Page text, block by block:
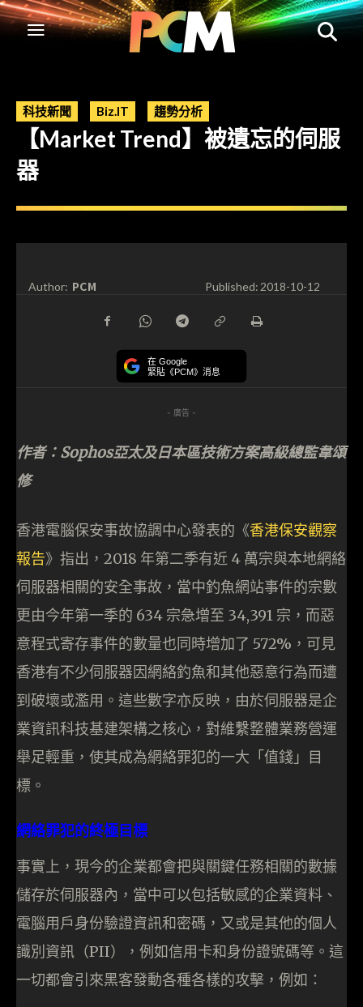
科技新聞 Biz.IT 趨勢分析
【Market Trend】被遺忘的伺服
器
Author: PCM Published:2018-10-12
在 Google
緊貼《PCM》消息
- 廣告 -
作者：Sophos亞太及日本區技術方案高級總監韋頌
修
香港電腦保安事故協調中心發表的《香港保安觀察
報告》指出，2018 年第二季有近 4 萬宗與本地網絡
伺服器相關的安全事故，當中釣魚網站事件的宗數
更由今年第一季的 634 宗急增至 34,391 宗，而惡
意程式寄存事件的數量也同時增加了 572%，可見
香港有不少伺服器因網絡釣魚和其他惡意行為而遭
到破壞或濫用。這些數字亦反映，由於伺服器是企
業資訊科技基建架構之核心，對維繫整體業務營運
舉足輕重，使其成為網絡罪犯的一大「值錢」目
標。
網絡罪犯的終極目標
事實上，現今的企業都會把與關鍵任務相關的數據
儲存於伺服器內，當中可以包括敏感的企業資料、
電腦用戶身份驗證資訊和密碼，又或是其他的個人
識別資訊（PII），例如信用卡和身份證號碼等。這
一切都會引來黑客發動各種各樣的攻擊，例如：